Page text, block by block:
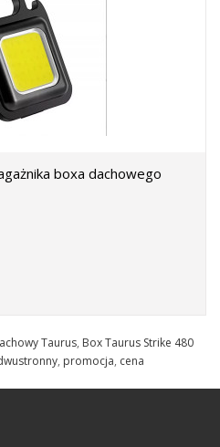
boxa dachowego
Taurus, Box Taurus Strike 480
, promocja, cena